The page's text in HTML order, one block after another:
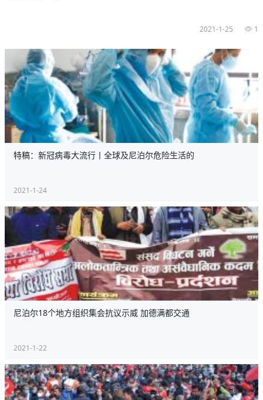
2021-1-25 1
特稿：新冠病毒大流行丨全球及尼泊尔危险生活的
2021-1-24
尼泊尔18个地方组织集会抗议示威 加德满都交通
2021-1-22